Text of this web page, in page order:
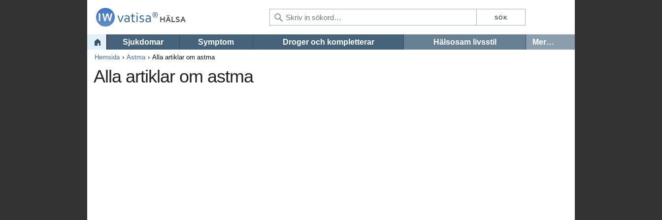
Sjukdomar Symptom Droger och kompletterar Hälsosam livsstil Mer…
Hemsida Astma Alla artiklar om astma
Alla artiklar om astma